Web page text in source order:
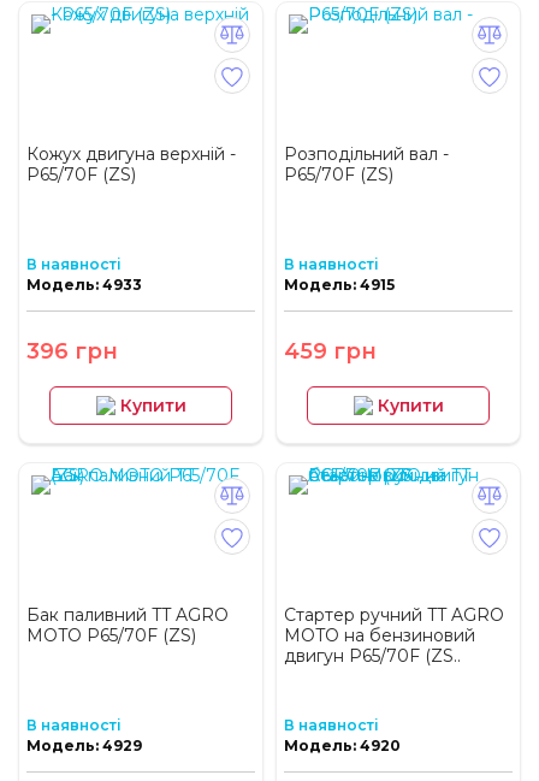
Кожух двигуна верхній -
P65/70F (ZS)
В наявності
Модель: 4933
396 грн
Купити
Розподільний вал -
P65/70F (ZS)
В наявності
Модель: 4915
459 грн
Купити
Бак паливний TT AGRO
MOTO P65/70F (ZS)
В наявності
Модель: 4929
Стартер ручний TT AGRO
MOTO на бензиновий
двигун P65/70F (ZS..
В наявності
Модель: 4920